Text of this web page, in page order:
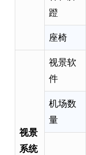
蹬
座椅
视景
系统
视景软
件
机场数
量